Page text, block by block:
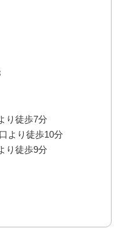
り徒歩7分
より徒歩10分
り徒歩9分